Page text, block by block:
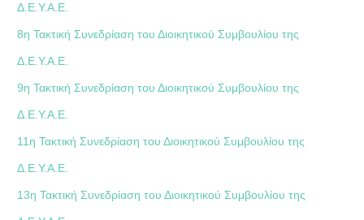
Δ.Ε.Υ.Α.Ε.
8η Τακτική Συνεδρίαση του Διοικητικού Συμβουλίου της
Δ.Ε.Υ.Α.Ε.
9η Τακτική Συνεδρίαση του Διοικητικού Συμβουλίου της
Δ.Ε.Υ.Α.Ε.
11η Τακτική Συνεδρίαση του Διοικητικού Συμβουλίου της
Δ.Ε.Υ.Α.Ε.
13η Τακτική Συνεδρίαση του Διοικητικού Συμβουλίου της